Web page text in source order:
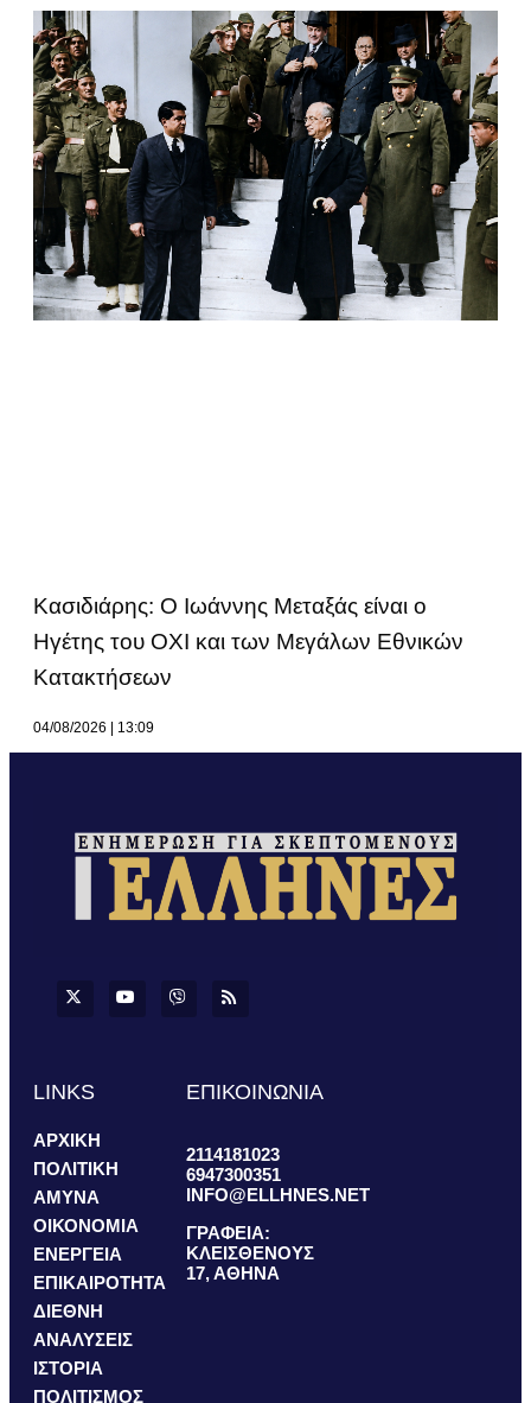
Κασιδιάρης: Ο Ιωάννης Μεταξάς είναι ο
Ηγέτης του ΟΧΙ και των Μεγάλων Εθνικών
Κατακτήσεων
04/08/2026 13:09
LINKS
ΑΡΧΙΚΗ
ΠΟΛΙΤΙΚΗ
ΑΜΥΝΑ
ΟΙΚΟΝΟΜΙΑ
ΕΝΕΡΓΕΙΑ
ΕΠΙΚΑΙΡΟΤΗΤΑ
ΔΙΕΘΝΗ
ΑΝΑΛΥΣΕΙΣ
ΙΣΤΟΡΙΑ
ΠΟΛΙΤΙΣΜΟΣ
ΕΠΙΚΟΙΝΩΝΙΑ
2114181023
6947300351
INFO@ELLHNES.NET
ΓΡΑΦΕΙΑ:
ΚΛΕΙΣΘΕΝΟΥΣ
17, ΑΘΗΝΑ